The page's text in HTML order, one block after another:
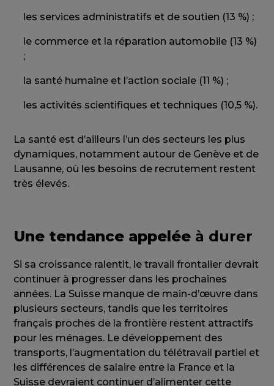
les services administratifs et de soutien (13 %) ;
le commerce et la réparation automobile (13 %)
;
la santé humaine et l’action sociale (11 %) ;
les activités scientifiques et techniques (10,5 %).
La santé est d’ailleurs l’un des secteurs les plus
dynamiques, notamment autour de Genève et de
Lausanne, où les besoins de recrutement restent
très élevés.
Une tendance appelée à durer
Si sa croissance ralentit, le travail frontalier devrait
continuer à progresser dans les prochaines
années. La Suisse manque de main-d’œuvre dans
plusieurs secteurs, tandis que les territoires
français proches de la frontière restent attractifs
pour les ménages. Le développement des
transports, l’augmentation du télétravail partiel et
les différences de salaire entre la France et la
Suisse devraient continuer d’alimenter cette